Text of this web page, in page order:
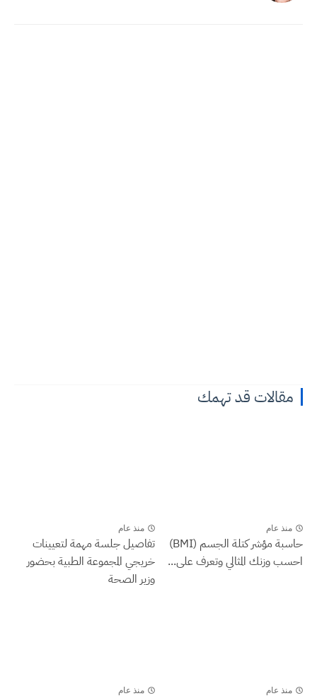
مقالات قد تهمك
منذ عام
حاسبة مؤشر كتلة الجسم (BMI)
احسب وزنك المثالي وتعرف على...
منذ عام
تفاصيل جلسة مهمة لتعيينات
خريجي المجموعة الطبية بحضور
وزير الصحة
منذ عام منذ عام